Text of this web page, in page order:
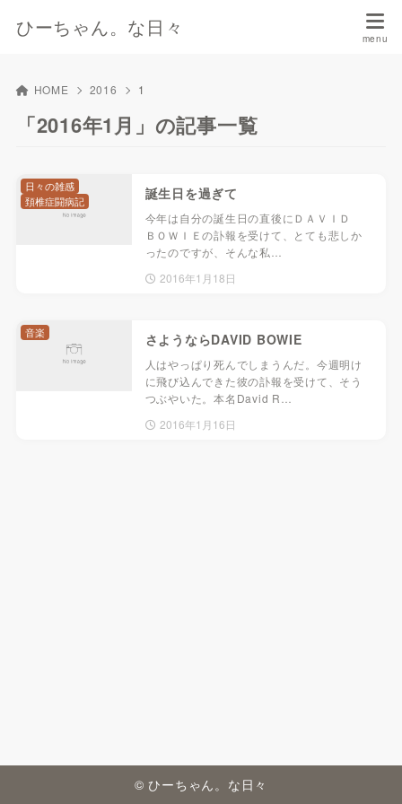
ひーちゃん。な日々
HOME 2016 1
「2016年1月」の記事一覧
誕生日を過ぎて
今年は自分の誕生日の直後にＤＡＶＩＤ
ＢＯＷＩＥの訃報を受けて、とても悲しか
ったのですが、そんな私…
2016年1月18日
日々の雑感
頚椎症闘病記
さようならDAVID BOWIE
人はやっぱり死んでしまうんだ。今週明け
に飛び込んできた彼の訃報を受けて、そう
つぶやいた。本名David R…
2016年1月16日
音楽
© ひーちゃん。な日々